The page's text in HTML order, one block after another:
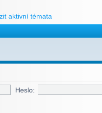
aktivní témata
Heslo: